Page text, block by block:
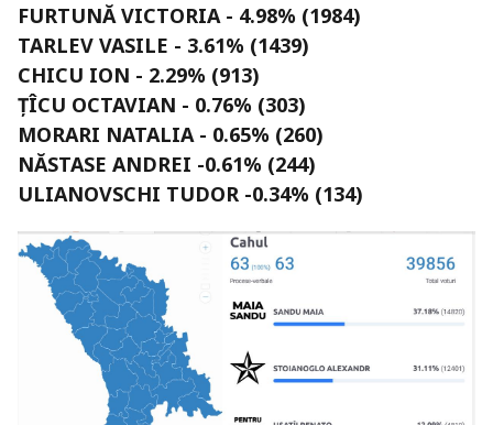
FURTUNĂ VICTORIA - 4.98% (1984)
TARLEV VASILE - 3.61% (1439)
CHICU ION - 2.29% (913)
ȚÎCU OCTAVIAN - 0.76% (303)
MORARI NATALIA - 0.65% (260)
NĂSTASE ANDREI -0.61% (244)
ULIANOVSCHI TUDOR -0.34% (134)